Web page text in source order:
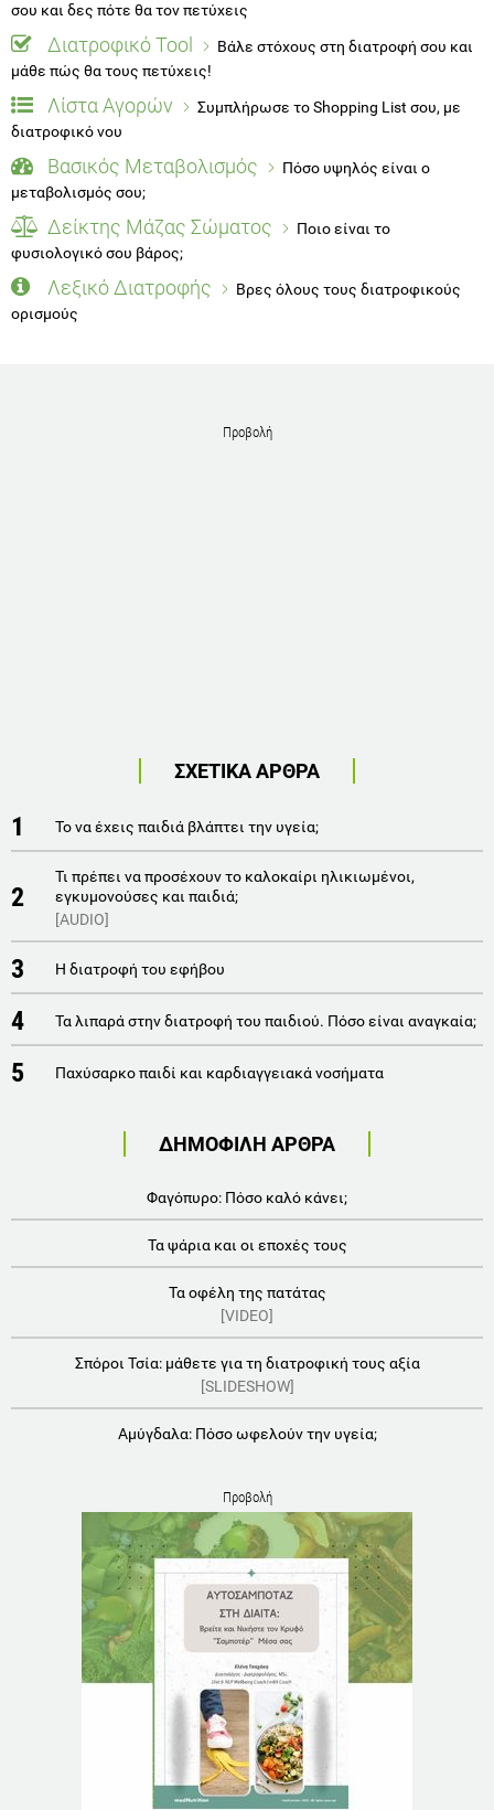
σου και δες πότε θα τον πετύχεις
Διατροφικό Tool
Βάλε στόχους στη διατροφή σου και
μάθε πώς θα τους πετύχεις!
Λίστα Αγορών
Συμπλήρωσε το Shopping List σου, με
διατροφικό νου
Βασικός Μεταβολισμός
Πόσο υψηλός είναι ο
μεταβολισμός σου;
Δείκτης Μάζας Σώματος
Ποιο είναι το
φυσιολογικό σου βάρος;
Λεξικό Διατροφής
Βρες όλους τους διατροφικούς
ορισμούς
Προβολή
ΣΧΕΤΙΚΑ ΑΡΘΡΑ
1 Το να έχεις παιδιά βλάπτει την υγεία;
2
Τι πρέπει να προσέχουν το καλοκαίρι ηλικιωμένοι,
εγκυμονούσες και παιδιά;
[AUDIO]
3 Η διατροφή του εφήβου
4 Τα λιπαρά στην διατροφή του παιδιού. Πόσο είναι αναγκαία;
5 Παχύσαρκο παιδί και καρδιαγγειακά νοσήματα
ΔΗΜΟΦΙΛΗ ΑΡΘΡΑ
Φαγόπυρο: Πόσο καλό κάνει;
Τα ψάρια και οι εποχές τους
Τα οφέλη της πατάτας
[VIDEO]
Σπόροι Τσία: μάθετε για τη διατροφική τους αξία
[SLIDESHOW]
Αμύγδαλα: Πόσο ωφελούν την υγεία;
Προβολή